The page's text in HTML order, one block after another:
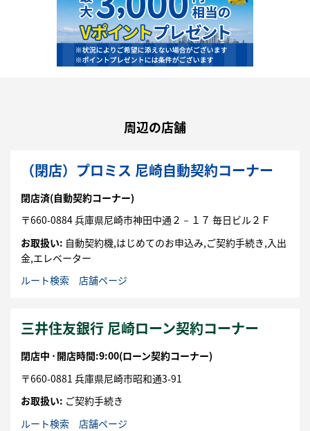
周辺の店舗
（閉店）プロミス 尼崎自動契約コーナー
閉店済(自動契約コーナー)
〒660-0884兵庫県尼崎市神田中通２－１７ 毎日ビル２Ｆ
お取扱い: 自動契約機,はじめてのお申込み,ご契約手続き,入出
金,エレベーター
ルート検索
店舗ページ
三井住友銀行 尼崎ローン契約コーナー
閉店中 ⋅ 開店時間:9:00(ローン契約コーナー)
〒660-0881 兵庫県尼崎市昭和通3-91
お取扱い: ご契約手続き
ルート検索
店舗ページ